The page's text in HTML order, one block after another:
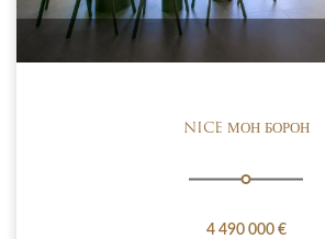
NICE МОН БОРОН
4 490 000 €